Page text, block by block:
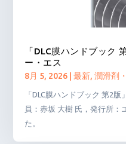
「DLC膜ハンドブック
ー・エス
8月 5, 2026 |最新,潤滑剤
「DLC膜ハンドブック 第2
員：赤坂 大樹 氏，発行所：
た。